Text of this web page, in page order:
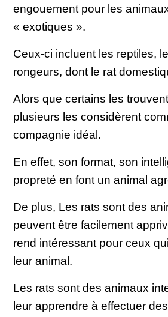
engouement pour les
« exotiques ».
Ceux-ci incluent les reptiles,
rongeurs, dont le rat
Alors que certains les
plusieurs les considèrent
compagnie idéal.
En effet, son format, son
propreté en font un animal
De plus, Les rats sont des
peuvent être facilement
rend intéressant pour ceux
leur animal.
Les rats sont des animaux
leur apprendre à effectuer